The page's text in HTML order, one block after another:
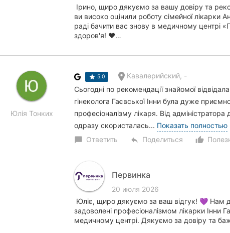
Ірино, щиро дякуємо за вашу довіру та
ви високо оцінили роботу сімейної лікарки
раді бачити вас знову в медичному центрі
здоров'я! ❤️…
Юлія Тонких
5.0 Кавалерийский, -
Сьогодні по рекомендації знайомої
гінеколога Гаєвської Інни була дуже
професіоналізму лікаря. Від
одразу скористалась... Показать полностью
chat_bubble Ответить reply Поделиться
Первинка
20 июля 2026
Юліє, щиро дякуємо за ваш відгук! 💜 Нам
задоволені професіоналізмом лікарки Інни
медичному центрі. Дякуємо за довіру та